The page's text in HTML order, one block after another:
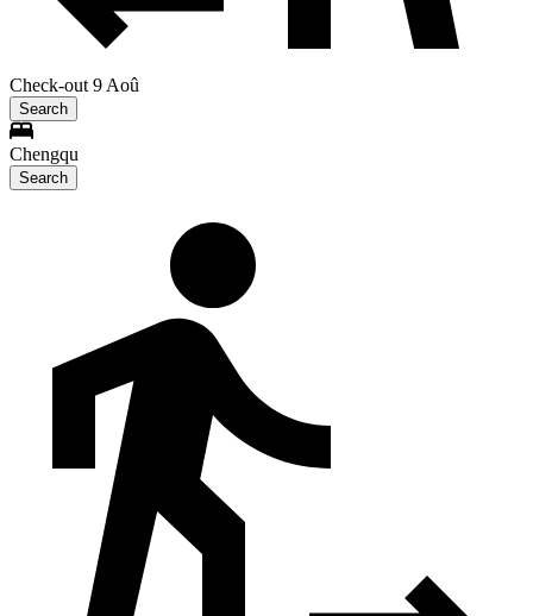
Check-out 9 Aoû
Search
Chengqu
Search